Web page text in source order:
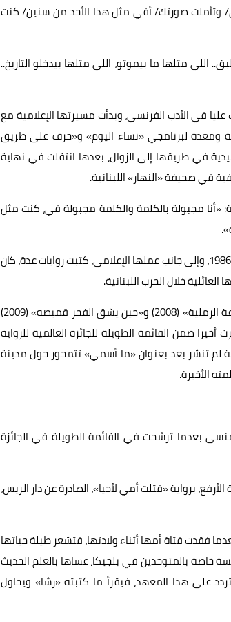
وتأملت صورتك/ أفي مثل هذا الأحد من سنين/ كنت
اللي متلها ما بيموتو، اللي متلها بيدخلو التاريخ..
حاصلة على دبلوم دراسات عليا في الأدب الفرنسي، وبدأت مسيرتها الإعلامية مع
ومعدة لبرنامجي «نساء اليوم» و«حرف على طريق
في طريقها إلى الزوال، بعدها انتقلت في نهاية
في صحيفة «النهار» اللبنانية.
«أنا مجبولة بالكلمة والكلمة مجبولة في، كنت مثل
كذلك ترأست مي منسى تحرير مجلة «جمالك» الشهرية الصادرة في بيروت منذ سنة 1986، وإلى جانب عملها الإعلامي، كتبت روايات عدة، كان
ومن رواياتها أيضا «المشهد الأخير» (2003) و«أنتعل الغبار وأمشي» (2006) و«الساعة الرملية» (2008) و«حين يشق الفجر قميصه» (2009)
اختيرت أخيرا ضمن القائمة الطويلة للجائزة العالمية للرواية
بالفرنسية لم تنشر بعد بعنوان «ما أسمي» تتمحور حول مدينة
الأخيرة.
منسى بعدما ترشحت في القائمة الطويلة في الجائزة
للجائزة العربية الأرفع، برواية «قتلت أمي لأحيا»، الصادرة عن دار الريس،
فقدت فتاة أمها أثناء ولادتها، فتشعر طيلة حياتها
بالمتوحدين في بلجيكا، عساها بالعلم الحديث
على هذا المعهد، فيقرأ ما كتبته «رشا» ويحاول